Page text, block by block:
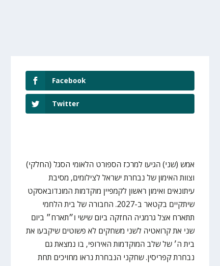
Facebook
Twitter
אמש (שני) הגיעו למרכז הספורט הלאומי הסגל (החלקי)
וצוות האימון של נבחרת ישראל לצילומים, מסיבת
עיתונאים ואימון ראשון לקמפיין מוקדמות המונדובאסקט
שיתקיים בקטאר ב-2027. החבורה של בית הלחמי
תתארח אצל גרמניה החזקה ביום שישי ו״תארח״ ביום
שני את קרואטיה לשני משחקים לא פשוטים שיקבעו את
בית ה׳ של שלב המוקדמות האירופי, בו נמצאת גם
נבחרת קפריסין. שחקני הנבחרת נראו מחויכים תחת